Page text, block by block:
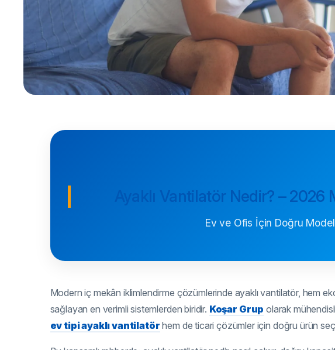
Ayaklı Vantilatör Nedir? – 2026
Ev ve Ofis İçin Doğru
Modern iç mekân iklimlendirme çözümlerinde ayaklı vantilatör, hem
sağlayan en verimli sistemlerden biridir. Koşar Grup olarak
ev tipi ayaklı vantilatör hem de ticari çözümler için doğru ürün